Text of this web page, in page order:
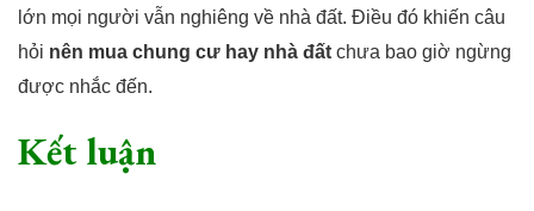
lớn mọi người vẫn nghiêng về nhà đất. Điều đó khiến câu
hỏi nên mua chung cư hay nhà đất chưa bao giờ ngừng
được nhắc đến.
Kết luận